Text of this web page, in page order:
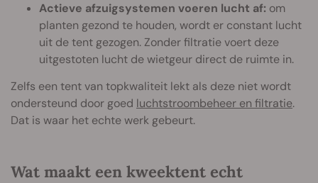
Actieve afzuigsystemen voeren lucht af: om
planten gezond te houden, wordt er constant lucht
uit de tent gezogen. Zonder filtratie voert deze
uitgestoten lucht de wietgeur direct de ruimte in.
Zelfs een tent van topkwaliteit lekt als deze niet wordt
ondersteund door goed luchtstroombeheer en filtratie.
Dat is waar het echte werk gebeurt.
Wat maakt een kweektent echt